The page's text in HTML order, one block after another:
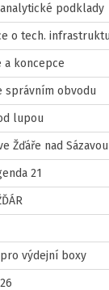
podklady
o tech.
a koncepce
správním obvodu
lupou
Žďáře nad Sázavou
21
výdejní boxy